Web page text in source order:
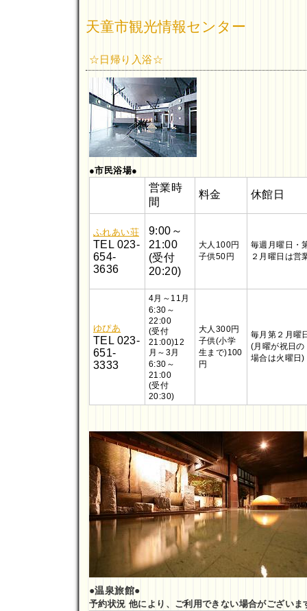
天童市観光情報センター
☆日帰り入浴☆
●市民浴場●
営業時
間
料金 休館日
ふれあい荘
TEL 023-
654-
3636
9:00～
21:00
(受付
20:20)
大人100円
子供50円
毎週月曜日・
２月曜日は営
ゆぴあ
TEL 023-
651-
3333
4月～11月
6:30～
22:00
(受付
21:00)12
月～3月
6:30～
21:00
(受付
20:30)
大人300円
子供(小学
生まで)100
円
毎月第２月曜
(月曜が祝日の
場合は火曜日)
●温泉旅館●
予約状況 他により、ご利用できない場合がございま